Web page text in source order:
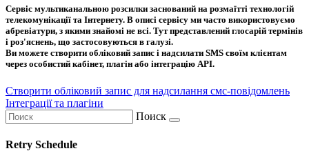
Сервіс мультиканальною розсилки заснований на розмаїтті технологій
телекомунікації та Інтернету. В описі сервісу ми часто використовуємо
абревіатури, з якими знайомі не всі. Тут представлений глосарій термінів
і роз'яснень, що застосовуються в галузі.
Ви можете створити обліковий запис і надсилати SMS своїм клієнтам
через особистий кабінет, плагін або інтеграцію API.
Створити обліковий запис для надсилання смс-повідомлень
Інтеграції та плагіни
Поиск
Retry Schedule